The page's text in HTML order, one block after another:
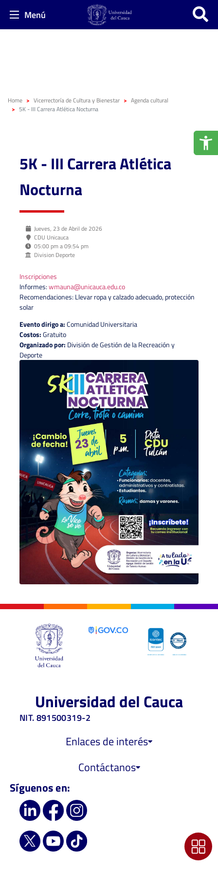
Menú
Home Vicerrectoría de Cultura y Bienestar
Agenda cultural
5K - III Carrera Atlética Nocturna
5K - III Carrera Atlética
Nocturna
Jueves, 23 de Abril de 2026
CDU Unicauca
05:00 pm a 09:54 pm
Division Deporte
Inscripciones
Informes:wmauna@unicauca.edu.co
Recomendaciones: Llevar ropa y calzado adecuado, protección
solar
Evento dirigo a:Comunidad Universitaria
Costos:Gratuito
Organizado por: División de Gestión de la Recreación y
Deporte
Universidad del Cauca
NIT. 891500319-2
Enlaces de interés
Contáctanos
Síguenos en: